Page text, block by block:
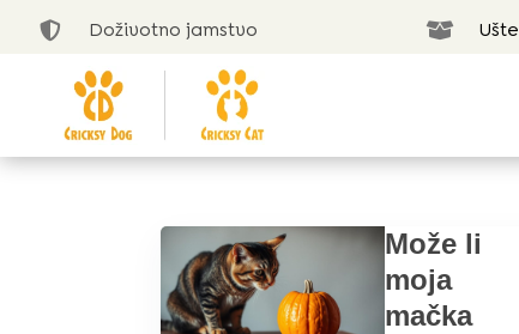
 Doživotno jamstvo 
Može li
moja
mačka